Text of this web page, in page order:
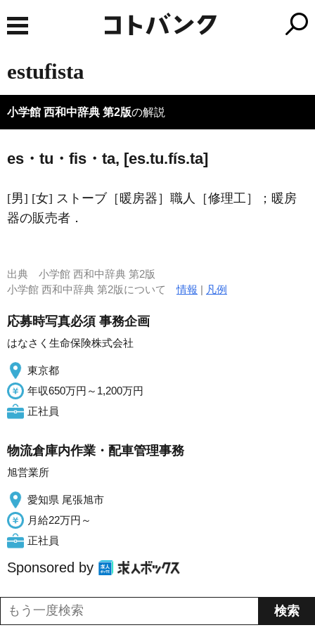
estufista
小学館 西和中辞典 第2版の解説
es・tu・fis・ta, [es.tu.fís.ta]
[男] [女] ストーブ［暖房器］職人［修理工］；暖房
器の販売者．
出典 小学館 西和中辞典 第2版
小学館 西和中辞典 第2版について情報 | 凡例
応募時写真必須 事務企画
はなさく生命保険株式会社
東京都
年収650万円～1,200万円
正社員
物流倉庫内作業・配車管理事務
旭営業所
愛知県 尾張旭市
月給22万円～
正社員
Sponsored by